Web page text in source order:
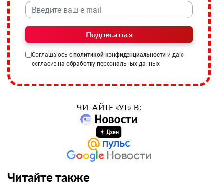
Подписаться
Соглашаюсь с политикой конфиденциальности и даю
согласие на обработку персональных данных
ЧИТАЙТЕ «УГ» В:
Читайте также